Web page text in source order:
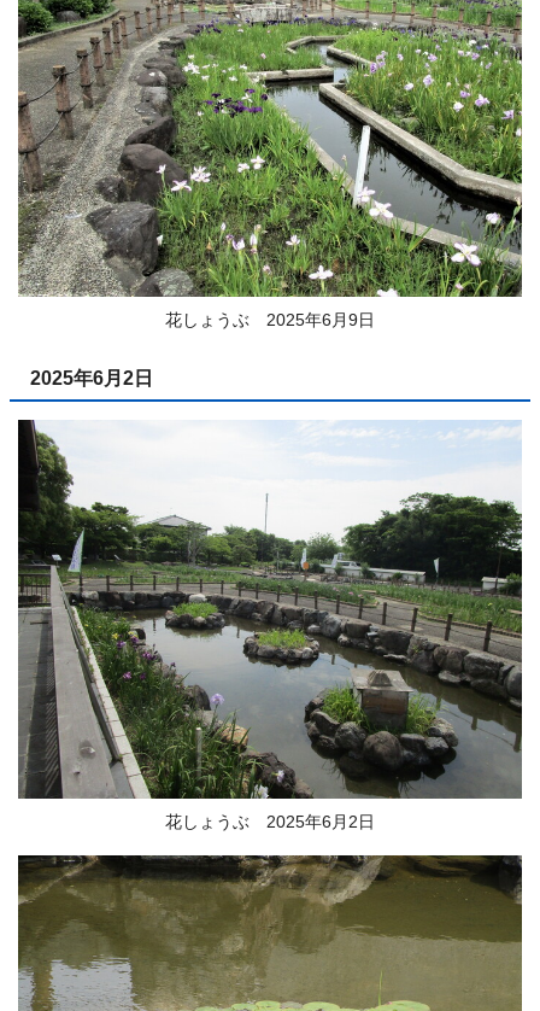
花しょうぶ 2025年6月9日
2025年6月2日
花しょうぶ 2025年6月2日